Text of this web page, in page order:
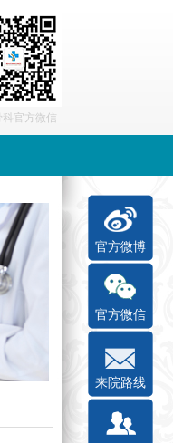
科官方微信
官方微博
官方微信
来院路线